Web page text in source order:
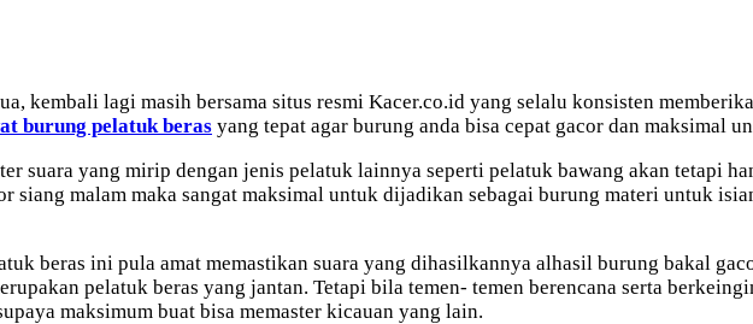
kembali lagi masih bersama situs resmi Kacer.co.id yang selalu konsisten
burung pelatuk beras yang tepat agar burung anda bisa cepat gacor dan maksimal
suara yang mirip dengan jenis pelatuk lainnya seperti pelatuk bawang akan tetapi
siang malam maka sangat maksimal untuk dijadikan sebagai burung materi untuk
beras ini pula amat memastikan suara yang dihasilkannya alhasil burung bakal
pelatuk beras yang jantan. Tetapi bila temen- temen berencana serta
maksimum buat bisa memaster kicauan yang lain.